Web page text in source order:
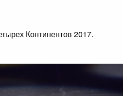
Континентов 2017.